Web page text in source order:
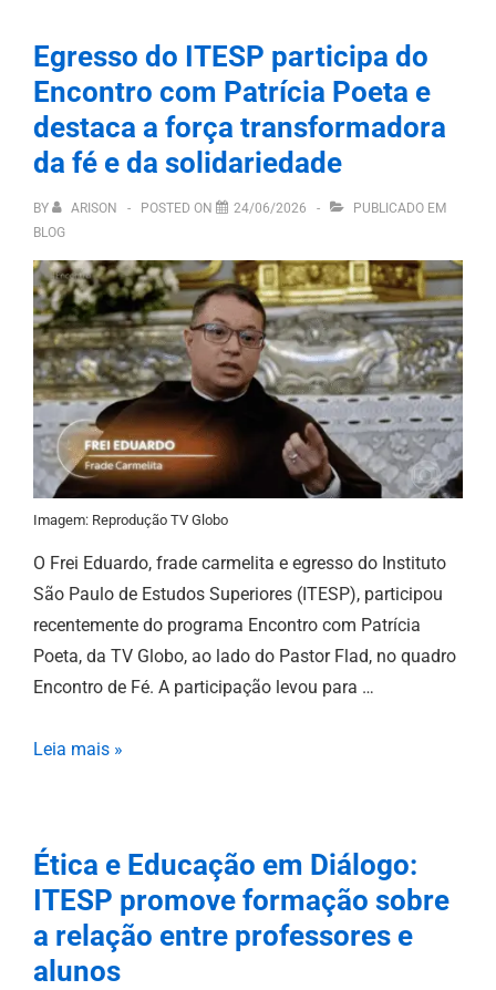
Egresso do ITESP participa do
Encontro com Patrícia Poeta e
destaca a força transformadora
da fé e da solidariedade
BY ARISON POSTED ON 24/06/2026
PUBLICADO EM
BLOG
Imagem: Reprodução TV Globo
O Frei Eduardo, frade carmelita e egresso do Instituto
São Paulo de Estudos Superiores (ITESP), participou
recentemente do programa Encontro com Patrícia
Poeta, da TV Globo, ao lado do Pastor Flad, no quadro
Encontro de Fé. A participação levou para …
Leia mais »
Ética e Educação em Diálogo:
ITESP promove formação sobre
a relação entre professores e
alunos